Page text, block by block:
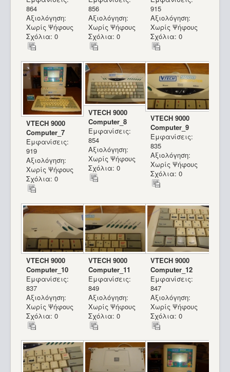
864
Αξιολόγηση:
Χωρίς Ψήφους
Σχόλια: 0
856
Αξιολόγηση:
Χωρίς Ψήφους
Σχόλια: 0
915
Αξιολόγηση:
Χωρίς Ψήφους
Σχόλια: 0
VTECH 9000
Computer_7
Εμφανίσεις:
919
Αξιολόγηση:
Χωρίς Ψήφους
Σχόλια: 0
VTECH 9000
Computer_8
Εμφανίσεις:
854
Αξιολόγηση:
Χωρίς Ψήφους
Σχόλια: 0
VTECH 9000
Computer_9
Εμφανίσεις:
835
Αξιολόγηση:
Χωρίς Ψήφους
Σχόλια: 0
VTECH 9000
Computer_10
Εμφανίσεις:
837
Αξιολόγηση:
Χωρίς Ψήφους
Σχόλια: 0
VTECH 9000
Computer_11
Εμφανίσεις:
849
Αξιολόγηση:
Χωρίς Ψήφους
Σχόλια: 0
VTECH 9000
Computer_12
Εμφανίσεις:
847
Αξιολόγηση:
Χωρίς Ψήφους
Σχόλια: 0